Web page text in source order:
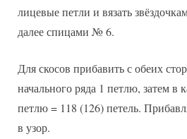
лицевые петли и вязать
далее спицами № 6.
Для скосов прибавить с обеих
начального ряда 1 петлю, затем в
петлю = 118 (126) петель.
в узор.